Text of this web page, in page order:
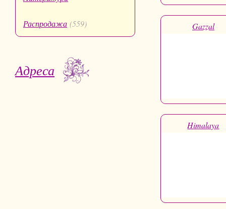
Распродажа (559)
Адреса
Gazzal
Himalaya